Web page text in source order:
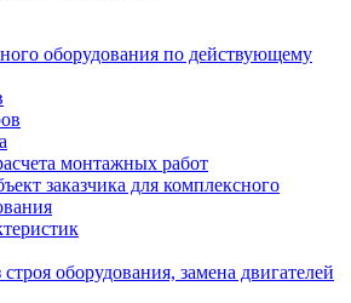
оборудования по действующему
монтажных работ
заказчика для комплексного
оборудования, замена двигателей